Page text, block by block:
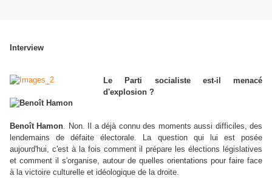
Interview
Le Parti socialiste est-il menacé
d'explosion ?
Benoît Hamon . Non. Il a déjà connu des moments aussi difficiles, des
lendemains de défaite électorale. La question qui lui est posée
aujourd'hui, c'est à la fois comment il prépare les élections législatives
et comment il s'organise, autour de quelles orientations pour faire face
à la victoire culturelle et idéologique de la droite.